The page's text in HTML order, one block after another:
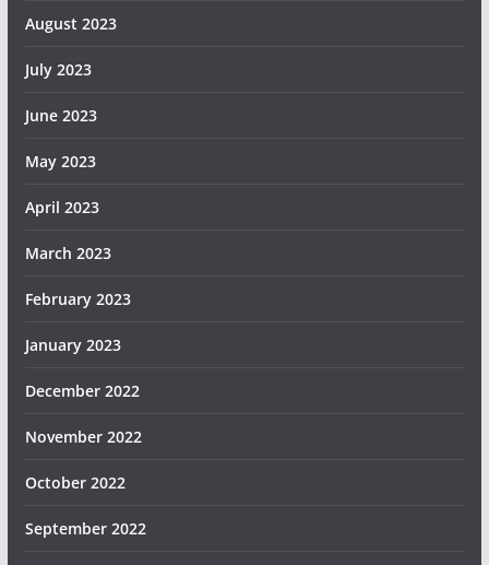
August 2023
July 2023
June 2023
May 2023
April 2023
March 2023
February 2023
January 2023
December 2022
November 2022
October 2022
September 2022